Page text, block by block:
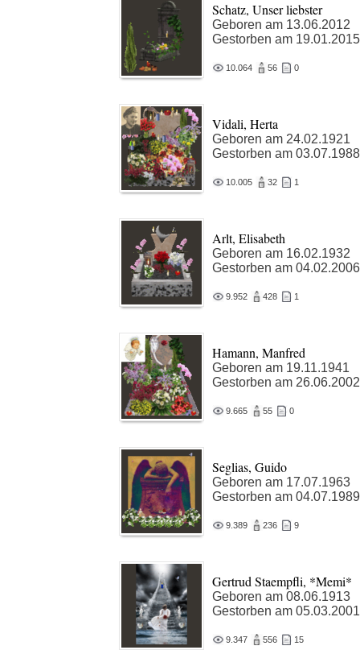
Schatz, Unser liebster
Geboren am 13.06.2012
Gestorben am 19.01.2015
10.064 56 0
Vidali, Herta
Geboren am 24.02.1921
Gestorben am 03.07.1988
10.005 32 1
Arlt, Elisabeth
Geboren am 16.02.1932
Gestorben am 04.02.2006
9.952 428 1
Hamann, Manfred
Geboren am 19.11.1941
Gestorben am 26.06.2002
9.665 55 0
Seglias, Guido
Geboren am 17.07.1963
Gestorben am 04.07.1989
9.389 236 9
Gertrud Staempfli, *Memi*
Geboren am 08.06.1913
Gestorben am 05.03.2001
9.347 556 15